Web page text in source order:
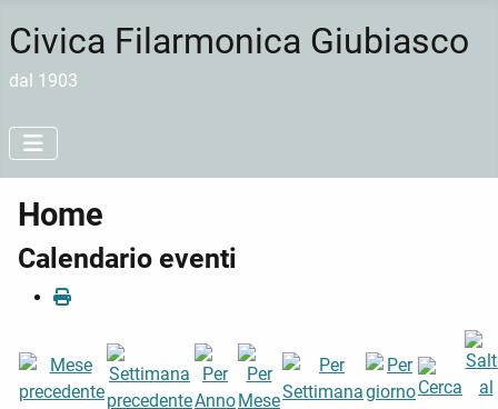
Civica Filarmonica Giubiasco
dal 1903
Home
Calendario eventi